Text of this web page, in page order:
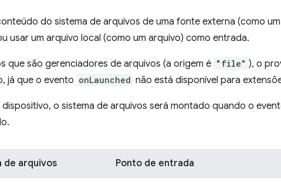
do sistema de arquivos de uma fonte externa (como
usar um arquivo local (como um arquivo) como entrada.
que são gerenciadores de arquivos (a origem é "file" ), o
já que o evento onLaunched não está disponível para
o sistema de arquivos será montado quando o
de arquivos Ponto de entrada